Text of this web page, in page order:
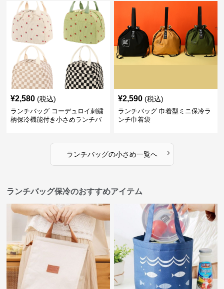
¥2,580 (税込)
ランチバッグ コーデュロイ刺繍
柄保冷機能付き小さめランチバ
¥2,590 (税込)
ランチバッグ 巾着型ミニ保冷ラ
ンチ巾着袋
ランチバッグの小さめ一覧へ ›
ランチバッグ保冷のおすすめアイテム